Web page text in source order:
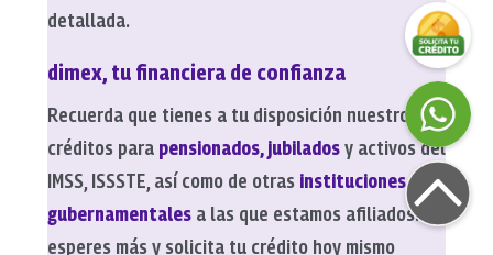
detallada.
dimex, tu financiera de confianza
Recuerda que tienes a tu disposición nuestros
créditos para pensionados, jubiladosy activos del
IMSS, ISSSTE, así como de otras instituciones
gubernamentalesa las que estamos afiliados. No
esperes más y solicita tu crédito hoy mismo